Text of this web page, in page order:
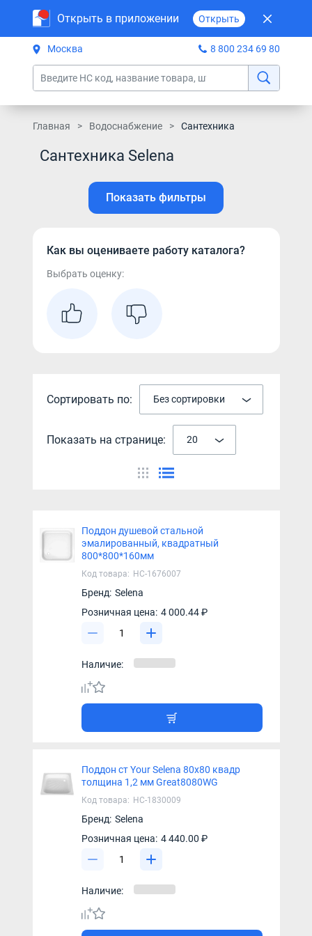
Открыть в приложении Открыть
Москва 8 800 234 69 80
Главная Водоснабжение Сантехника
Сантехника Selena
Показать фильтры
Как вы оцениваете работу каталога?
Выбрать оценку:
Сортировать по: Без сортировки
Показать на странице: 20
Поддон душевой стальной
эмалированный, квадратный
800*800*160мм
Код товара: НС-1676007
Бренд: Selena
Розничная цена: 4 000.44 ₽
Наличие:
Поддон ст Your Selena 80х80 квадр
толщина 1,2 мм Great8080WG
Код товара: НС-1830009
Бренд: Selena
Розничная цена: 4 440.00 ₽
Наличие: